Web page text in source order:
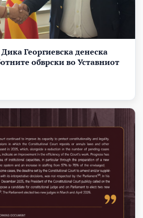
Георгиевска денеска
обврски во Уставниот